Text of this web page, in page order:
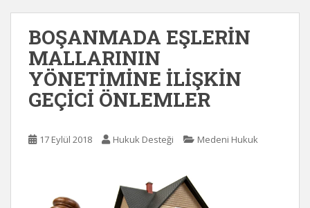
BOŞANMADA EŞLERİN
MALLARININ
YÖNETİMİNE İLİŞKİN
GEÇİCİ ÖNLEMLER
17 Eylül 2018 Hukuk Desteği Medeni Hukuk